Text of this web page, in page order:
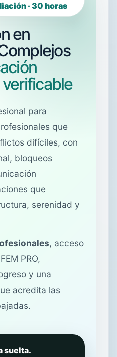
· 30 horas
en
para
que
difíciles, con
bloqueos
que
serenidad y
, acceso
PRO,
y una
acredita las
suelta.